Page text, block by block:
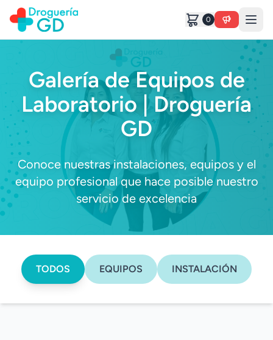
0
Galería de Equipos de
Laboratorio | Droguería
GD
Conoce nuestras instalaciones, equipos y el
equipo profesional que hace posible nuestro
servicio de excelencia
TODOS EQUIPOS INSTALACIÓN